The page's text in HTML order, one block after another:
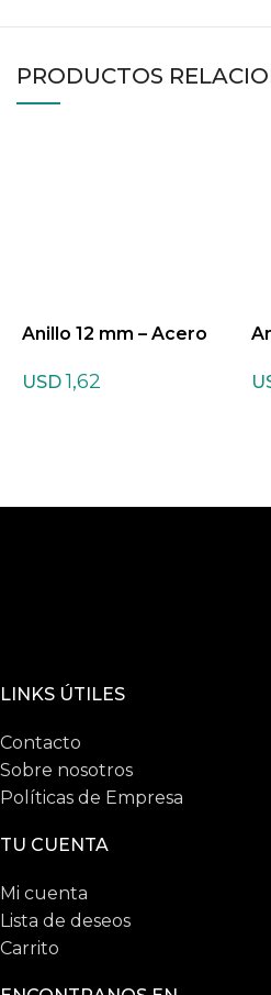
PRODUCTOS
Anillo 12 mm – Acero
USD 1,62
LINKS ÚTILES
Contacto
Sobre nosotros
Políticas de Empresa
TU CUENTA
Mi cuenta
Lista de deseos
Carrito